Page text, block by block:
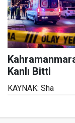
Kanlı Bitti
KAYNAK: Sha